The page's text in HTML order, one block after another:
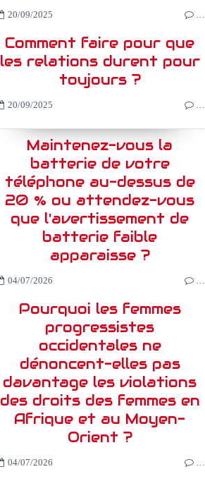
20/09/2025 …
Comment faire pour que
les relations durent pour
toujours ?
20/09/2025 …
Maintenez-vous la
batterie de votre
téléphone au-dessus de
20 % ou attendez-vous
que l'avertissement de
batterie faible
apparaisse ?
04/07/2026 …
Pourquoi les femmes
progressistes
occidentales ne
dénoncent-elles pas
davantage les violations
des droits des femmes en
Afrique et au Moyen-
Orient ?
04/07/2026 …